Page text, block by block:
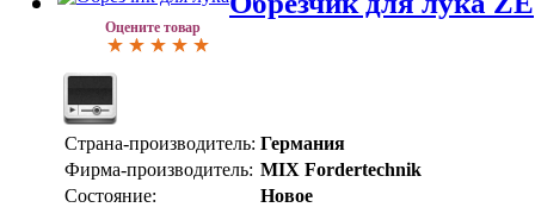
Оцените товар
Страна-производитель: Германия
Фирма-производитель: MIX Fordertechnik
Состояние:
Новое